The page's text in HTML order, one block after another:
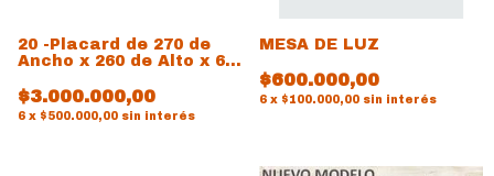
20 -Placard de 270 de
Ancho x 260 de Alto x 60
$3.000.000,00
6 x $500.000,00 sin interés
MESA DE LUZ
$600.000,00
6 x $100.000,00 sin interés